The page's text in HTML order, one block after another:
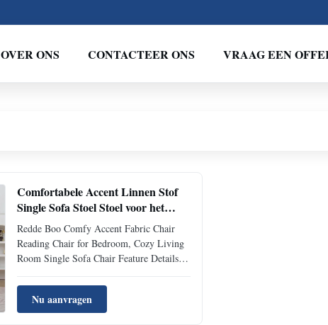
OVER ONS CONTACTEER ONS VRAAG EEN
Comfortabele Accent Linnen Stof
Single Sofa Stoel Stoel voor het
lezen in de slaapkamer
Redde Boo Comfy Accent Fabric Chair
Reading Chair for Bedroom, Cozy Living
Room Single Sofa Chair Feature Details
Place of Origin Huizhou, China Filling
Material High density foam Packing Two
piece in box Material Linen fabric Supply
Nu aanvragen